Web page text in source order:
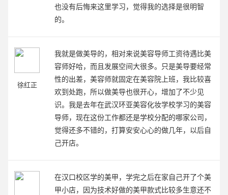
也没有后悔来这里学习，觉得我的选择是很明智
的。
徐红正
我就是做美导的，相对来说美容导师工资待遇比美
容师好哈，而且发展空间大很多。只是美导要经常
性的出差，美容师就固定在美容院上班，我比较喜
欢到处跑，所以做美导也很开心，增加了不少见
识。我是去年在武汉环亚美容化妆学校学习的美容
导师，现在这份工作都还是学校分配的哪家公司，
觉得还多不错的，打算安安心心的做几年，以后自
己开店。
在汉口校区学的美甲，学完之后在家自己开了个美
甲小店，因为技术好做的美甲款式比较多生意还不